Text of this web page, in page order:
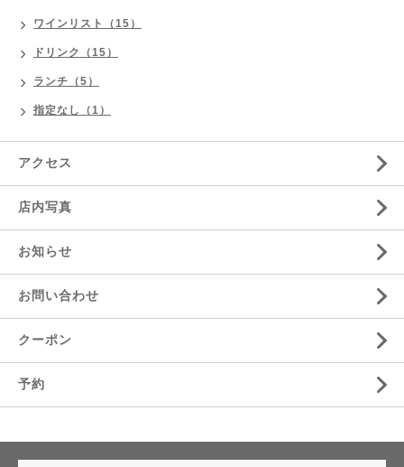
ワインリスト（15）
ドリンク（15）
ランチ（5）
指定なし（1）
アクセス
店内写真
お知らせ
お問い合わせ
クーポン
予約